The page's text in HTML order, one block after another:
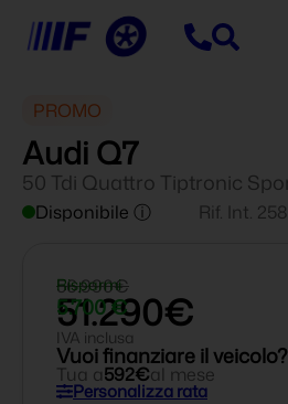
PROMO
Audi Q7
50 Tdi Quattro Tiptronic
Disponibile ⓘ Rif. Int.
56.990€
51.290€
IVA inclusa
Risparmi
5.700 €
Vuoi finanziare il veicolo?
Tua a592€al mese
Personalizza rata